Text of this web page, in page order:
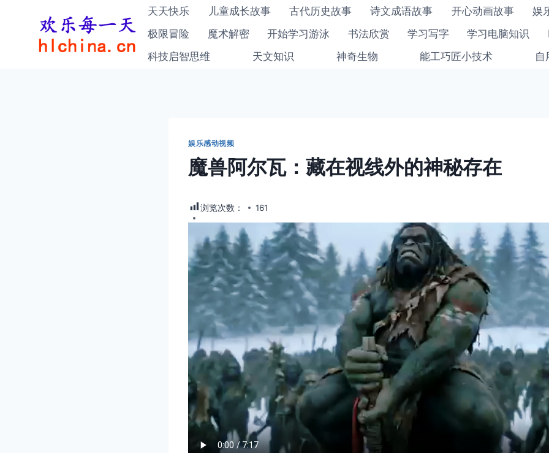
天天快乐 儿童成长故事 古代历史故事 诗文成语故事 开心动画故事
娱
极限冒险
魔术解密 开始学习游泳 书法欣赏 学习写字 学习电脑知识
科技启智思维
天文知识 神奇生物 能工巧匠小技术 自
娱乐感动视频
魔兽阿尔瓦：藏在视线外的神秘存在
浏览次数： 161